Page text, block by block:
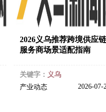
2026义乌推荐跨境供应链
服务商场景适配指南
关键字： 义乌
产业动态
2026-